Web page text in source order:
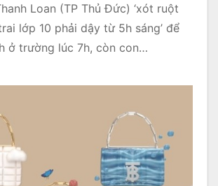
Loan (TP Thủ Đức) ‘xót ruột
lớp 10 phải dậy từ 5h sáng’ để
ở trường lúc 7h, còn con…